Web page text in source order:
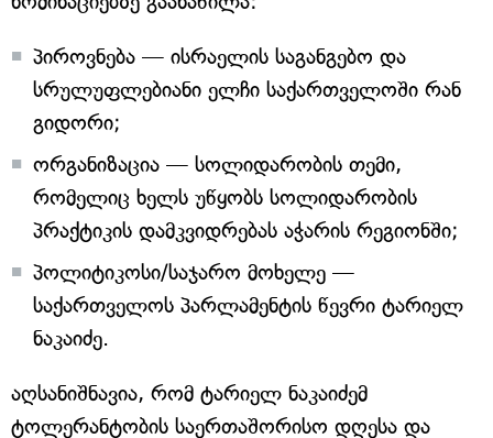
პიროვნება — ისრაელის საგანგებო და
სრულუფლებიანი ელჩი საქართველოში რან
გიდორი;
ორგანიზაცია — სოლიდარობის თემი,
რომელიც ხელს უწყობს სოლიდარობის
პრაქტიკის დამკვიდრებას აჭარის რეგიონში;
პოლიტიკოსი/საჯარო მოხელე —
საქართველოს პარლამენტის წევრი ტარიელ
ნაკაიძე.
აღსანიშნავია, რომ ტარიელ ნაკაიძემ
ტოლერანტობის საერთაშორისო დღესა და